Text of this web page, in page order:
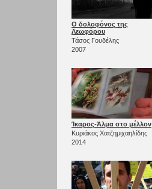
Ο δολοφόνος της
Λεωφόρου
Τάσος Γουδέλης
2007
Ίκαρος-Άλμα στο μέλλον
Κυριάκος Χατζημιχαηλίδης
2014